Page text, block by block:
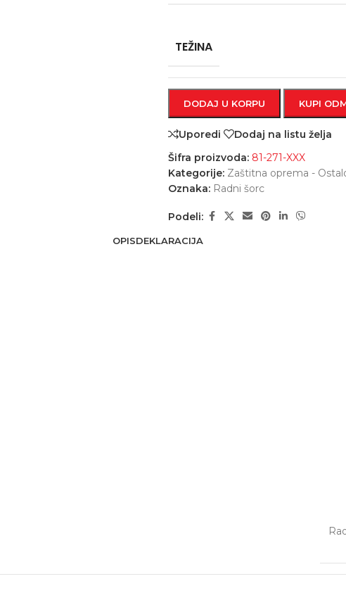
TEŽINA
DODAJ U KORPU KUPI
Uporedi
Dodaj na listu želja
Šifra proizvoda: 81-271-XXX
Kategorije: Zaštitna oprema -
Oznaka: Radni šorc
Podeli:
OPISDEKLARACIJA